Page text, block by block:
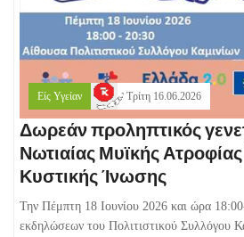
Είς Υγείαν Τρίτη 16.06.2026
Δωρεάν προληπτικός
Νωτιαίας Μυϊκής Ατροφίας
Κυστικής Ίνωσης
Την Πέμπτη 18 Ιουνίου 2026 και ώρα
εκδηλώσεων του Πολιτιστικού Συλλόγου